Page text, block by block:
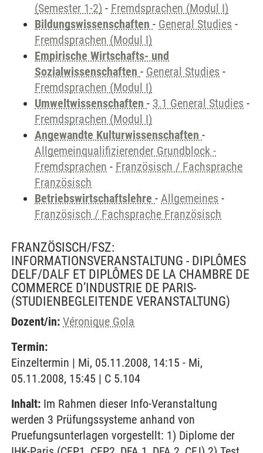
(Semester 1-2) - Fremdsprachen (Modul I)
Bildungswissenschaften - General Studies -
Fremdsprachen (Modul I)
Empirische Wirtschafts- und
Sozialwissenschaften - General Studies -
Fremdsprachen (Modul I)
Umweltwissenschaften - 3.1 General Studies -
Fremdsprachen (Modul I)
Angewandte Kulturwissenschaften -
Allgemeinqualifizierender Grundblock -
Fremdsprachen - Französisch / Fachsprache
Französisch
Betriebswirtschaftslehre - Allgemeines -
Französisch / Fachsprache Französisch
FRANZÖSISCH/FSZ:
INFORMATIONSVERANSTALTUNG - DIPLÔMES
DELF/DALF ET DIPLÔMES DE LA CHAMBRE DE
COMMERCE D’INDUSTRIE DE PARIS-
(STUDIENBEGLEITENDE VERANSTALTUNG)
Dozent/in: Véronique Gola
Termin:
Einzeltermin | Mi, 05.11.2008, 14:15 - Mi,
05.11.2008, 15:45 | C 5.104
Inhalt: Im Rahmen dieser Info-Veranstaltung
werden 3 Prüfungssysteme anhand von
Pruefungsunterlagen vorgestellt: 1) Diplome der